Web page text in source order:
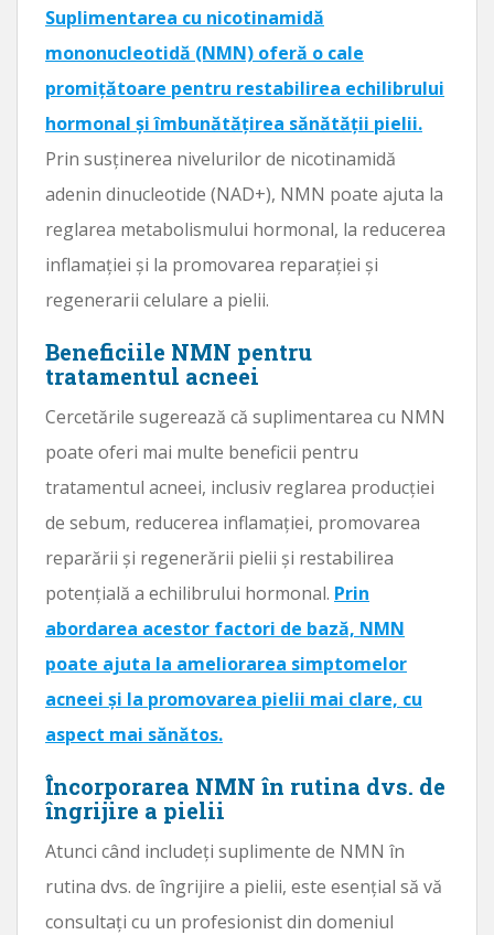
Suplimentarea cu nicotinamidă
mononucleotidă (NMN) oferă o cale
promițătoare pentru restabilirea echilibrului
hormonal și îmbunătățirea sănătății pielii.
Prin susținerea nivelurilor de nicotinamidă
adenin dinucleotide (NAD+), NMN poate ajuta la
reglarea metabolismului hormonal, la reducerea
inflamației și la promovarea reparației și
regenerarii celulare a pielii.
Beneficiile NMN pentru
tratamentul acneei
Cercetările sugerează că suplimentarea cu NMN
poate oferi mai multe beneficii pentru
tratamentul acneei, inclusiv reglarea producției
de sebum, reducerea inflamației, promovarea
reparării și regenerării pielii și restabilirea
potențială a echilibrului hormonal. Prin
abordarea acestor factori de bază, NMN
poate ajuta la ameliorarea simptomelor
acneei și la promovarea pielii mai clare, cu
aspect mai sănătos.
Încorporarea NMN în rutina dvs. de
îngrijire a pielii
Atunci când includeți suplimente de NMN în
rutina dvs. de îngrijire a pielii, este esențial să vă
consultați cu un profesionist din domeniul